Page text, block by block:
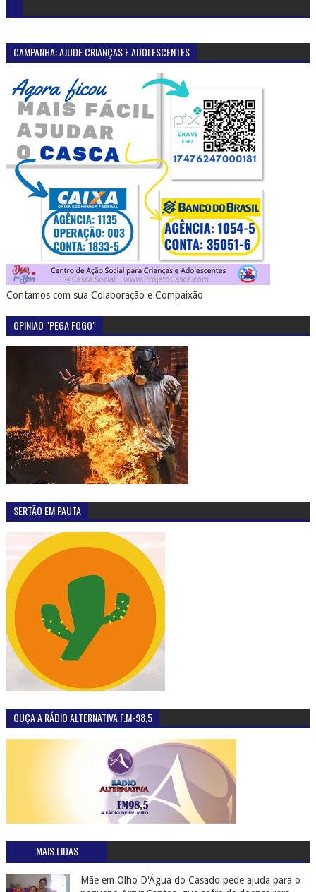
CAMPANHA: AJUDE CRIANÇAS E ADOLESCENTES
Contamos com sua Colaboração e Compaixão
OPINIÃO "PEGA FOGO"
SERTÃO EM PAUTA
OUÇA A RÁDIO ALTERNATIVA F.M-98,5
MAIS LIDAS
Mãe em Olho D'Água do Casado pede ajuda para o